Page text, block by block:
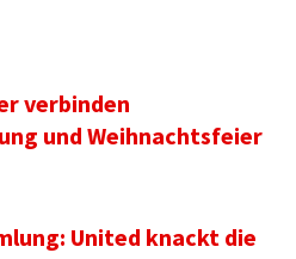
verbinden
und Weihnachtsfeier
United knackt die